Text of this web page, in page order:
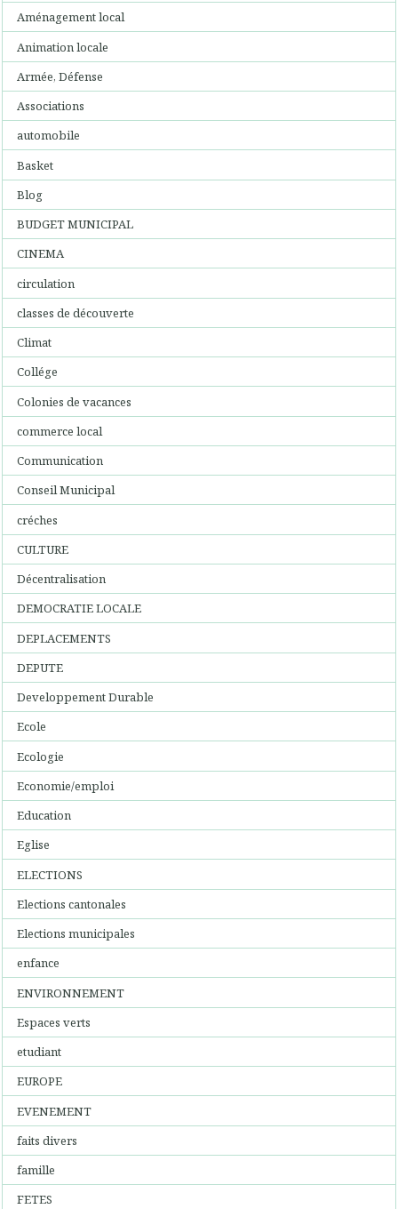
Aménagement local
Animation locale
Armée, Défense
Associations
automobile
Basket
Blog
BUDGET MUNICIPAL
CINEMA
circulation
classes de découverte
Climat
Collége
Colonies de vacances
commerce local
Communication
Conseil Municipal
créches
CULTURE
Décentralisation
DEMOCRATIE LOCALE
DEPLACEMENTS
DEPUTE
Developpement Durable
Ecole
Ecologie
Economie/emploi
Education
Eglise
ELECTIONS
Elections cantonales
Elections municipales
enfance
ENVIRONNEMENT
Espaces verts
etudiant
EUROPE
EVENEMENT
faits divers
famille
FETES